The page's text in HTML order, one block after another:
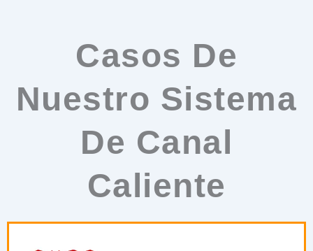
Casos De
Nuestro Sistema
De Canal
Caliente